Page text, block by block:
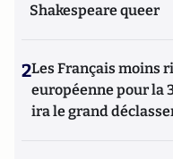
Shakespeare queer
2Les Français moins
européenne pour la
ira le grand